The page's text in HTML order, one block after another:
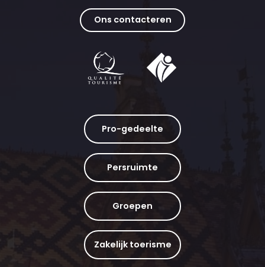
Ons contacteren
Pro-gedeelte
Persruimte
Groepen
Zakelijk toerisme